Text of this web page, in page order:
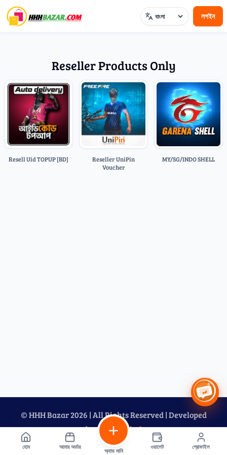
ভাষা লগইন
Reseller Products Only
Resell Uid TOPUP [BD]
Reseller UniPin
Voucher
MY/SG/INDO SHELL
©HHH Bazar2026 | All Rights Reserved | Developed
byTeam Mahal
হোম আমার অর্ডার
অ্যাড মানি
ওয়ালেট প্রোফাইল